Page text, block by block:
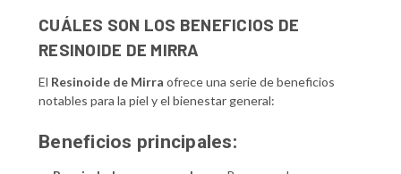
CUÁLES SON LOS BENEFICIOS DE
RESINOIDE DE MIRRA
El Resinoide de Mirra ofrece una serie de beneficios
notables para la piel y el bienestar general:
Beneficios principales: